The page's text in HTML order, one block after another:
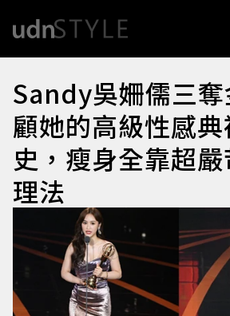
Sandy吳姍儒三
顧她的高級性感
史，瘦身全靠超
理法